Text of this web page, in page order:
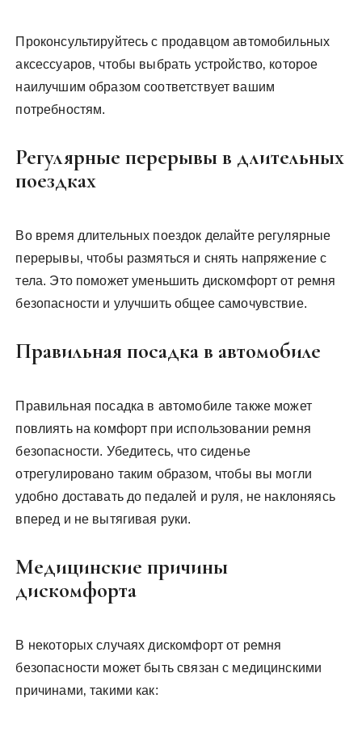
Проконсультируйтесь с продавцом автомобильных
аксессуаров‚ чтобы выбрать устройство‚ которое
наилучшим образом соответствует вашим
потребностям.
Регулярные перерывы в длительных
поездках
Во время длительных поездок делайте регулярные
перерывы‚ чтобы размяться и снять напряжение с
тела. Это поможет уменьшить дискомфорт от ремня
безопасности и улучшить общее самочувствие.
Правильная посадка в автомобиле
Правильная посадка в автомобиле также может
повлиять на комфорт при использовании ремня
безопасности. Убедитесь‚ что сиденье
отрегулировано таким образом‚ чтобы вы могли
удобно доставать до педалей и руля‚ не наклоняясь
вперед и не вытягивая руки.
Медицинские причины
дискомфорта
В некоторых случаях дискомфорт от ремня
безопасности может быть связан с медицинскими
причинами‚ такими как: